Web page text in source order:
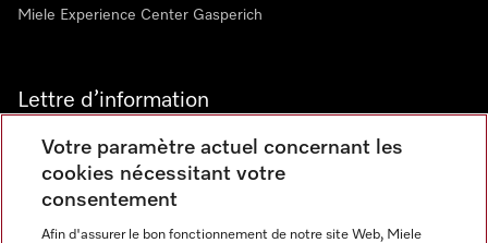
Miele Experience Center Gasperich
Lettre d’information
Votre paramètre actuel concernant les
cookies nécessitant votre
consentement
Afin d'assurer le bon fonctionnement de notre site Web, Miele